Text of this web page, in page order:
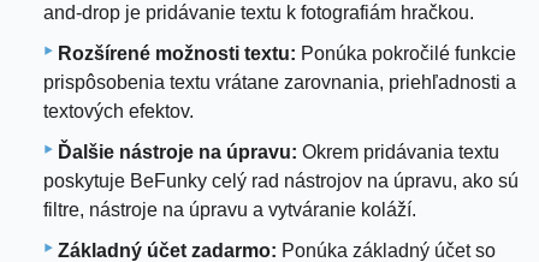
and-drop je pridávanie textu k fotografiám hračkou.
Rozšírené možnosti textu: Ponúka pokročilé funkcie
prispôsobenia textu vrátane zarovnania, priehľadnosti a
textových efektov.
Ďalšie nástroje na úpravu: Okrem pridávania textu
poskytuje BeFunky celý rad nástrojov na úpravu, ako sú
filtre, nástroje na úpravu a vytváranie koláží.
Základný účet zadarmo: Ponúka základný účet so